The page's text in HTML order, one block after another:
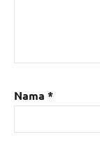
Nama *